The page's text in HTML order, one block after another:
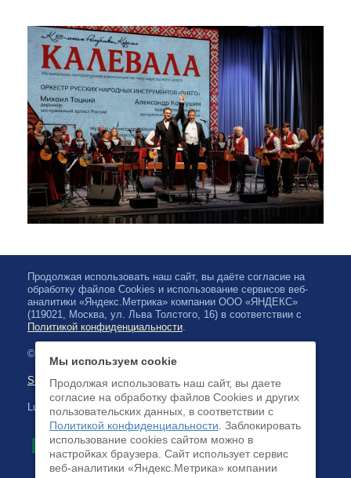
Продолжая использовать наш сайт, вы даёте согласие на
обработку файлов Cookies и использование сервисов веб-
аналитики «Яндекс.Метрика» компании ООО «ЯНДЕКС»
(119021, Москва, ул. Льва Толстого, 16) в соответствии с
Политикой конфиденциальности.
© 2026, Karjalan valtionfilharmonia
Sivuston kartta
Luottokortilla maksaminen on saatavilla
Мы используем cookie
Продолжая использовать наш сайт, вы даете
согласие на обработку файлов Cookies и других
пользовательских данных, в соответствии с
Политикой конфиденциальности . Заблокировать
использование cookies сайтом можно в
настройках браузера. Cайт использует сервис
веб-аналитики «Яндекс.Метрика» компании